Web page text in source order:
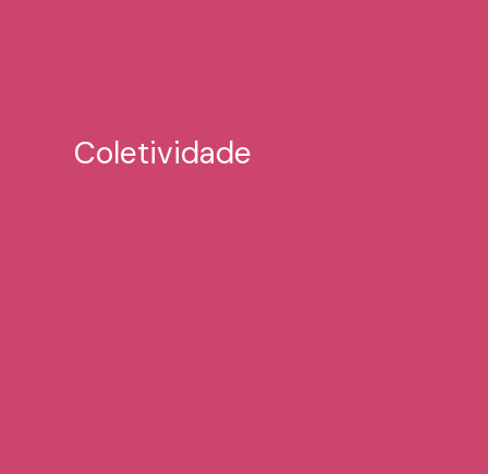
Coletividade